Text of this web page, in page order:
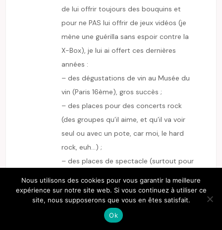
de lui offrir toujours des bouquins et
pour ne PAS lui offrir de jeux vidéos (je
mène une guérilla sans espoir contre la
X-Box), je lui ai offert ces dernières
années :
– des dégustations de vin au Musée du
vin (Paris 16ème), gros succès ;
– des places pour des concerts rock
(des groupes qu’il aime, et qu’il va voir
seul ou avec un pote, car moi, le hard
rock, euh…) ;
– des places de spectacle (surtout pour
aussi) ;
– des chemises (pour remplacer
progressivement et subrepticement les
Nous utilisons des cookies pour vous garantir la meilleure
expérience sur notre site web. Si vous continuez à utiliser ce
site, nous supposerons que vous en êtes satisfait.
Ok